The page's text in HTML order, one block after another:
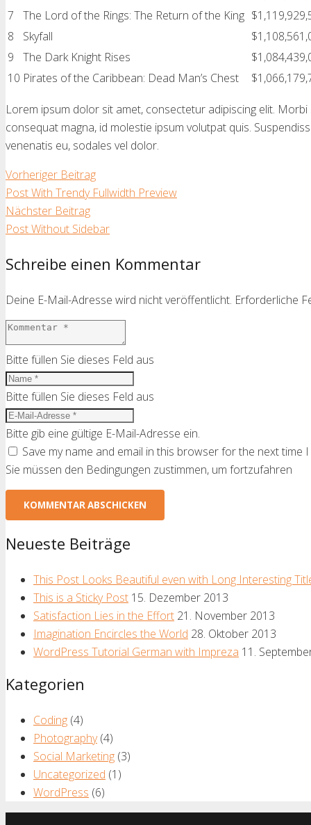
7
The Lord of the Rings: The Return of the King
8
Skyfall
9
The Dark Knight Rises
10 Pirates of the Caribbean: Dead Man’s Chest
Lorem ipsum dolor sit amet, consectetur adipiscing elit.
consequat magna, id molestie ipsum volutpat quis.
venenatis eu, sodales vel dolor.
Vorheriger Beitrag
Post With Trendy Fullwidth Preview
Nächster Beitrag
Post Without Sidebar
Schreibe einen Kommentar
Deine E-Mail-Adresse wird nicht veröffentlicht. Erforderliche
Bitte füllen Sie dieses Feld aus
Bitte füllen Sie dieses Feld aus
Bitte gib eine gültige E-Mail-Adresse ein.
Save my name and email in this browser for the next time
Sie müssen den Bedingungen zustimmen, um fortzufahren
KOMMENTAR ABSCHICKEN
Neueste Beiträge
This Post Looks Beautiful even with Long Interesting
This is a Sticky Post 15. Dezember 2013
Satisfaction Lies in the Effort 21. November 2013
Imagination Encircles the World 28. Oktober 2013
WordPress Tutorial German with Impreza 11.
Kategorien
Coding (4)
Photography(4)
Social Marketing (3)
Uncategorized (1)
WordPress (6)